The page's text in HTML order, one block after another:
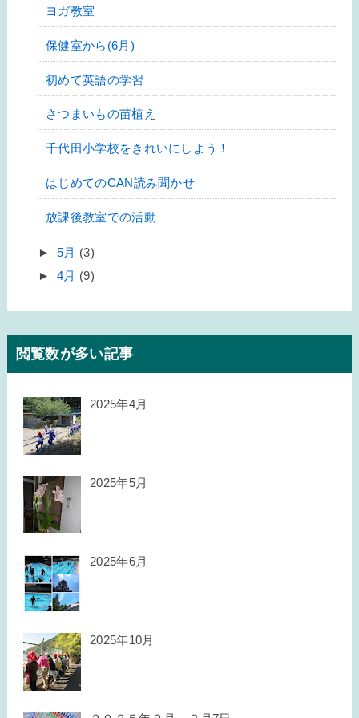
ヨガ教室
保健室から(6月)
初めて英語の学習
さつまいもの苗植え
千代田小学校をきれいにしよう！
はじめてのCAN読み聞かせ
放課後教室での活動
► 5月 (3)
► 4月 (9)
閲覧数が多い記事
2025年4月
2025年5月
2025年6月
2025年10月